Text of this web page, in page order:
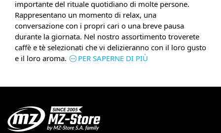
importante del rituale quotidiano di molte persone.
Rappresentano un momento di relax, una
conversazione con i propri cari o una breve pausa
durante la giornata. Nel nostro assortimento troverete
caffè e tè selezionati che vi delizieranno con il loro gusto
e il loro aroma.
PER SAPERNE DI PIÙ